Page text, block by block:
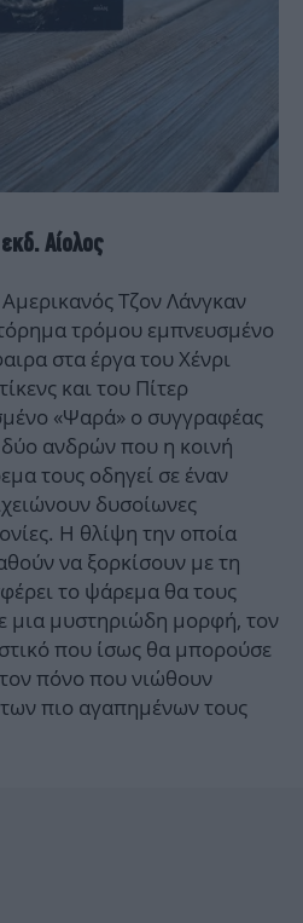
Αίολος
Τζον Λάνγκαν
τρόμου εμπνευσμένο
στα έργα του Χένρι
και του Πίτερ
«Ψαρά» ο συγγραφέας
δύο ανδρών που η κοινή
τους οδηγεί σε έναν
δυσοίωνες
Η θλίψη την οποία
να ξορκίσουν με τη
το ψάρεμα θα τους
μια μυστηριώδη μορφή, τον
που ίσως θα μπορούσε
πόνο που νιώθουν
των πιο αγαπημένων τους